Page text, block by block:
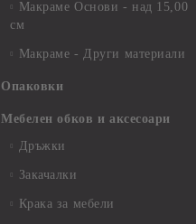
Макраме Основи - над 15,00
см
Макраме - Други материали
Опаковки
Мебелен обков и аксесоари
Дръжки
Закачалки
Крака за мебели